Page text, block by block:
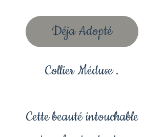
Déja Adopté
Collier Méduse .
Cette beauté intouchable